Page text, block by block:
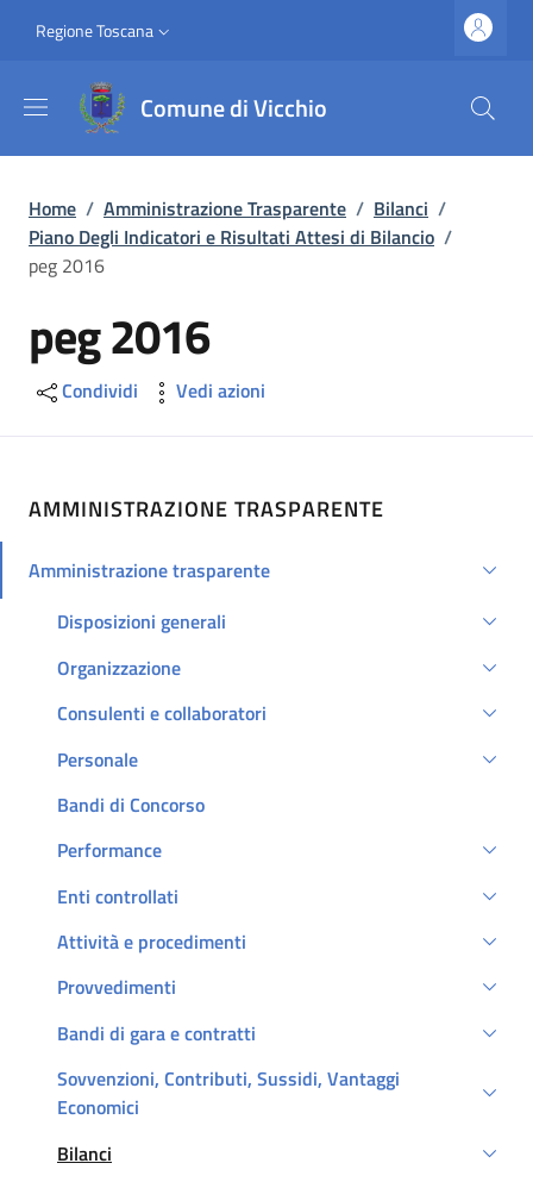
Slim top
Regione Toscana
Comune di Vicchio
Briciole di pane
Home / Amministrazione Trasparente / Bilanci /
Piano Degli Indicatori e Risultati Attesi di Bilancio /
peg 2016
peg 2016
Condividi Vedi azioni
AMMINISTRAZIONE TRASPARENTE
Amministrazione trasparente
Attivo
Disposizioni generali
Organizzazione
Consulenti e collaboratori
Personale
Bandi di Concorso
Performance
Enti controllati
Attività e procedimenti
Provvedimenti
Bandi di gara e contratti
Sovvenzioni, Contributi, Sussidi, Vantaggi
Economici
Bilanci
Attivo